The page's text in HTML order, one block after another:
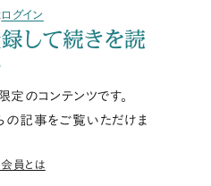
ログイン
して続きを読
定のコンテンツです。
の記事をご覧いただけま
会員とは